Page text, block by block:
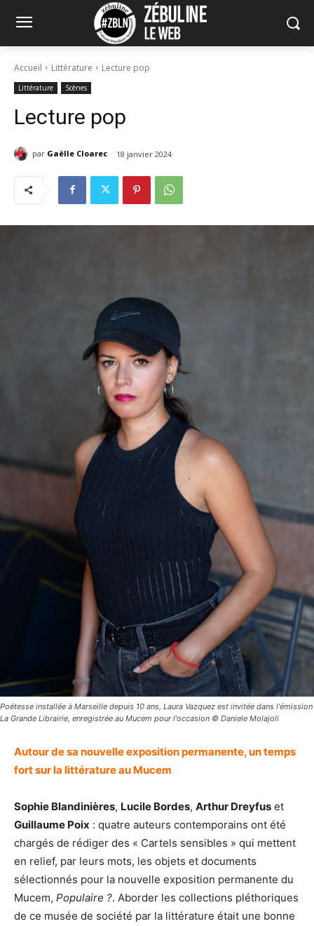
Accueil Littérature Lecture pop
Littérature Scènes
Lecture pop
par Gaëlle Cloarec 18 janvier 2024
Poétesse installée à Marseille depuis 10 ans, Laura Vazquez est invitée dans l'émission
La Grande Librairie, enregistrée au Mucem pour l'occasion © Daniele Molajoli
Autour de sa nouvelle exposition permanente, un temps
fort sur la littérature au Mucem
Sophie Blandinières, Lucile Bordes, Arthur Dreyfus et
Guillaume Poix : quatre auteurs contemporains ont été
chargés de rédiger des « Cartels sensibles » qui mettent
en relief, par leurs mots, les objets et documents
sélectionnés pour la nouvelle exposition permanente du
Mucem, Populaire ?. Aborder les collections pléthoriques
de ce musée de société par la littérature était une bonne